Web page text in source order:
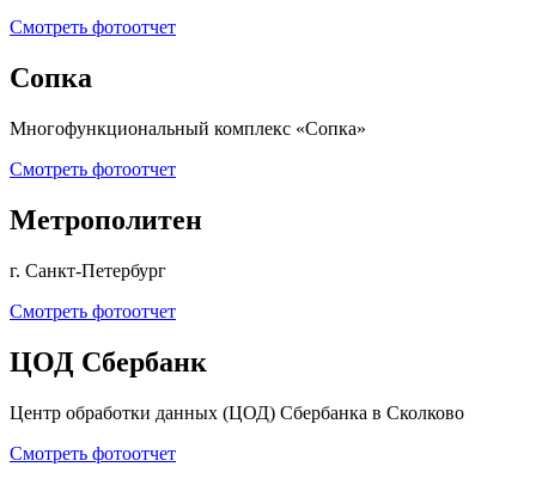
Смотреть фотоотчет
Сопка
Многофункциональный комплекс «Сопка»
Смотреть фотоотчет
Метрополитен
г. Санкт-Петербург
Смотреть фотоотчет
ЦОД Сбербанк
Центр обработки данных (ЦОД) Сбербанка в Сколково
Смотреть фотоотчет